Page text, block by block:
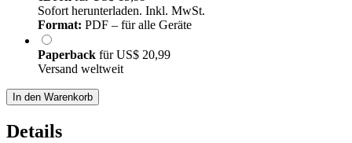
Sofort herunterladen. Inkl. MwSt.
Format: PDF – für alle Geräte
Paperback fürUS$ 20,99
Versand weltweit
In den Warenkorb
Details